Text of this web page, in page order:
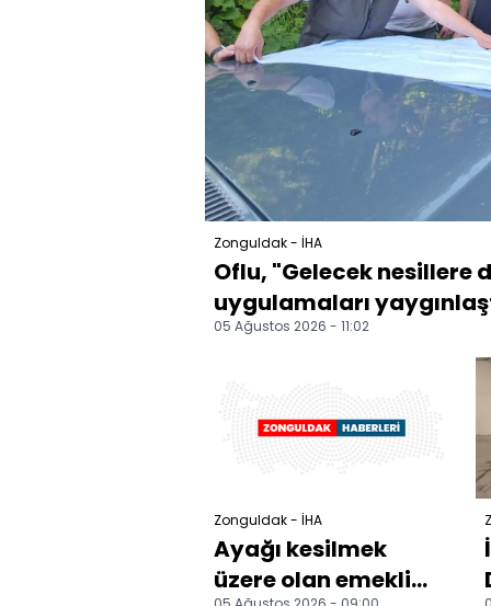
Zonguldak - İHA
Oflu, "Gelecek nesillere
uygulamaları
05 Ağustos 2026 - 11:02
Zonguldak - İHA
Ayağı kesilmek
üzere olan emekli